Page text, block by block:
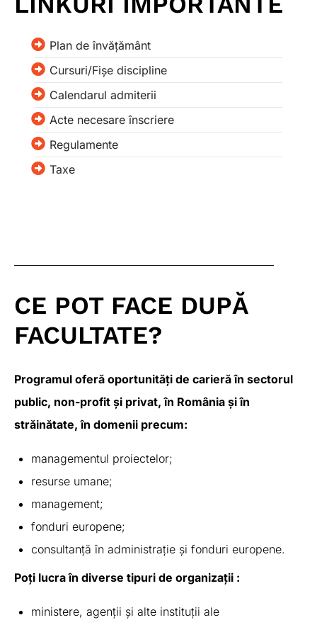
Plan de învățământ
Cursuri/Fișe discipline
Calendarul admiterii
Acte necesare înscriere
Regulamente
Taxe
CE POT FACE DUPĂ
FACULTATE?
Programul oferă oportunități de carieră în sectorul
public, non-profit și privat, în România și în
străinătate, în domenii precum:
managementul proiectelor;
resurse umane;
management;
fonduri europene;
consultanță în administrație și fonduri europene.
Poți lucra în diverse tipuri de organizații :
ministere, agenții și alte instituții ale